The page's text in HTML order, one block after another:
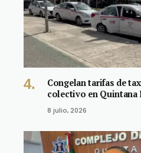
Congelan tarifas de
colectivo en Quintana
8 julio, 2026